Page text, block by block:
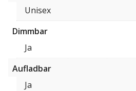
Unisex
Dimmbar
Ja
Aufladbar
Ja